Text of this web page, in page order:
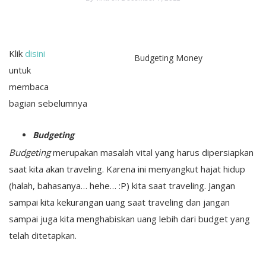
Budgeting Money
Klik disini
untuk
membaca
bagian sebelumnya
Budgeting
Budgetingmerupakan masalah vital yang harus dipersiapkan
saat kita akan traveling. Karena ini menyangkut hajat hidup
(halah, bahasanya… hehe… :P) kita saat traveling. Jangan
sampai kita kekurangan uang saat traveling dan jangan
sampai juga kita menghabiskan uang lebih dari budget yang
telah ditetapkan.